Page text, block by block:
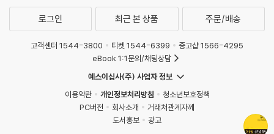
노트를 제공합니다. 휴대하여 들고다니면서 수시로 보고, 중요 숫자를 완
전히 내 것으로 만들어보세요!
로그인 최근 본 상품 주문/배송
고객센터 1544-3800 티켓 1544-6399
중고샵 1566-4295
eBook 1:1문의/채팅상담
예스이십사(주) 사업자 정보
이용약관
개인정보처리방침
청소년보호정책
PC버전
회사소개
거래처관계자께
도서홍보
광고